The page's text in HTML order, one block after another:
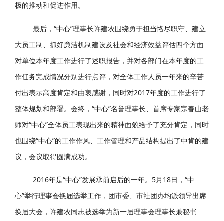
极的推动和促进作用。
最后，“中心”理事长许建农围绕勇于担当恪尽职守、建立
大员工制、抓好廉洁机制建设及社会和经济效益评估四个方面
对单位本年度工作进行了述职报告，并对各部门在本年度的工
作任务完成情况分别进行点评，对全体工作人员一年来的辛苦
付出表示高度肯定和由衷感谢，同时对2017年度的工作进行了
整体规划和部署。会终，“中心”名誉理事长、首席专家宗春山老
师对“中心”全体员工表现出来的精神面貌给予了充分肯定，同时
也围绕“中心”的工作作风、工作管理和产品结构提出了中肯的建
议，会议取得圆满成功。
2016年是“中心”发展承前启后的一年。5月18日，“中
心”举行理事会换届选举工作，团市委、市社团办均派领导出席
换届大会，许建农同志被选举为新一届理事会理事长兼秘书